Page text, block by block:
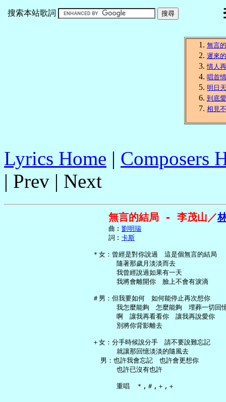
搜索本站歌詞
無言
遲來
情人
唱首
明日
到底
相見
Lyrics Home | Composers
| Prev | Next
無言的結局 - 李茂山／
     曲︰
劉明瑞
     詞︰
卡斯
＊女：曾經是對你說過　這是個無言的結局
       隨著那歲月淡淡而去
       我曾經說過如果有一天
       我將會離開你　臉上不會有淚滴
＃男：但我要如何　如何能停止再次想你
我怎麼能夠　怎麼能夠　埋葬一切回
       啊　讓我再看看你　讓我再說愛你
       別將你背影離去
＋女：分手時候說分手　請不要說難忘記
       就讓那回憶淡淡的隨風去
   男：也許我會忘記　也許會更想你
       也許已沒有也許